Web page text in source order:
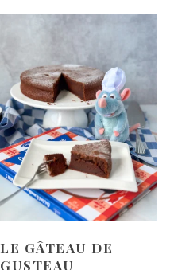
LE GÂTEAU DE
GUSTEAU